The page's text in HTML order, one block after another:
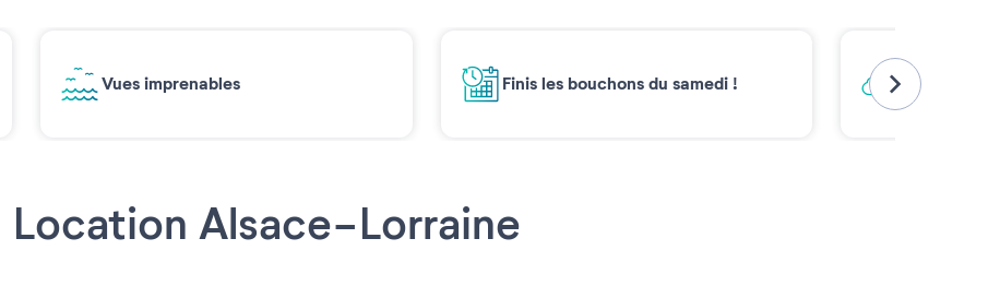
Location Alsace-Lorraine
Vues imprenables Finis les bouchons du samedi !
Vacances
Émissions
2030*